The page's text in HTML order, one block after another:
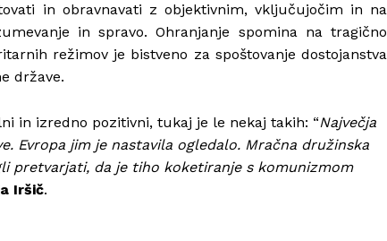
in obravnavati z objektivnim, vključujočim in na
in spravo. Ohranjanje spomina na tragično
režimov je bistveno za spoštovanje dostojanstva
države.
in izredno pozitivni, tukaj je le nekaj takih: “Največja
Evropa jim je nastavila ogledalo. Mračna družinska
pretvarjati, da je tiho koketiranje s komunizmom
Iršič.